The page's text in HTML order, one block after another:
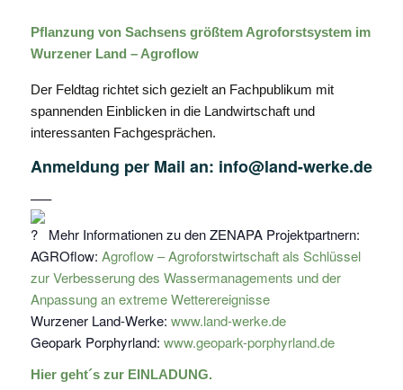
Pflanzung von Sachsens größtem Agroforstsystem im
Wurzener Land – Agroflow
Der Feldtag richtet sich gezielt an Fachpublikum mit
spannenden Einblicken in die Landwirtschaft und
interessanten Fachgesprächen.
Anmeldung per Mail an: info@land-werke.de
—–
Mehr Informationen zu den ZENAPA Projektpartnern:
AGROflow: Agroflow – Agroforstwirtschaft als Schlüssel
zur Verbesserung des Wassermanagements und der
Anpassung an extreme Wetterereignisse
Wurzener Land-Werke: www.land-werke.de
Geopark Porphyrland: www.geopark-porphyrland.de
Hier geht´s zur EINLADUNG.